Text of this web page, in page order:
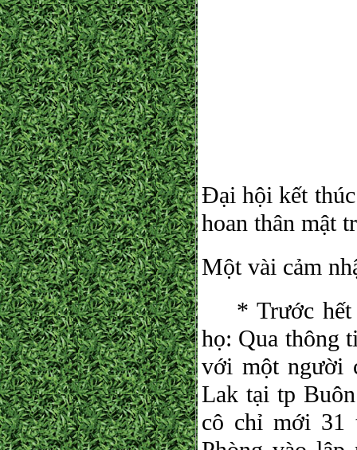
Đại hội kết
hoan thân mật
Một vài cảm
* Trước hết
họ: Qua thông
với một người
Lak tại tp
cô chỉ mới 31